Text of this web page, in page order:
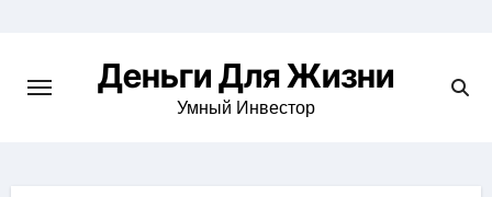
содержимомуДеньги Для Жизни
Умный Инвестор